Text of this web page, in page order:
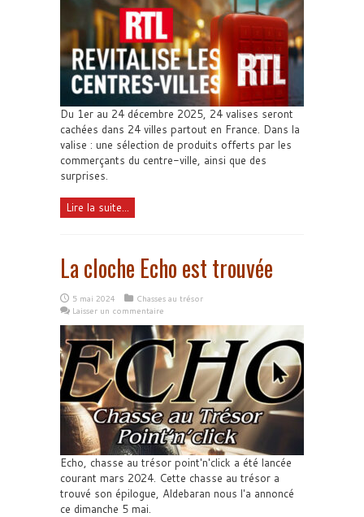
Du 1er au 24 décembre 2025, 24 valises seront
cachées dans 24 villes partout en France. Dans la
valise : une sélection de produits offerts par les
commerçants du centre-ville, ainsi que des
surprises.
Lire la suite...
La cloche Echo est trouvée
5 mai 2024
Chasses au trésor
Laisser un commentaire
Echo, chasse au trésor point'n'click a été lancée
courant mars 2024. Cette chasse au trésor a
trouvé son épilogue, Aldebaran nous l'a annoncé
ce dimanche 5 mai.